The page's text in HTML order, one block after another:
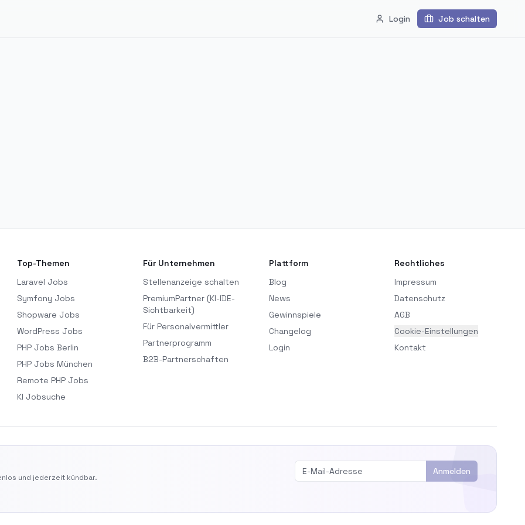
Login Job schalten
Top-Themen
Laravel Jobs
Symfony Jobs
Shopware Jobs
WordPress Jobs
PHP Jobs Berlin
PHP Jobs München
Remote PHP Jobs
KI Jobsuche
Für Unternehmen
Stellenanzeige schalten
PremiumPartner (KI-IDE-
Sichtbarkeit)
Für Personalvermittler
Partnerprogramm
B2B-Partnerschaften
Plattform
Blog
News
Gewinnspiele
Changelog
Login
Rechtliches
Impressum
Datenschutz
AGB
Cookie-Einstellungen
Kontakt
und jederzeit kündbar.
Anmelden